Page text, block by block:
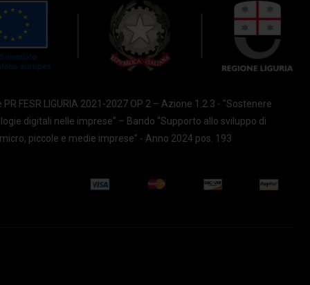
FESR LIGURIA 2021-2027 OP 2 – Azione 1.2.3 - "Sostenere
digitali nelle imprese” – Bando “Supporto allo sviluppo di
piccole e medie imprese” - Anno 2024 pos. 193